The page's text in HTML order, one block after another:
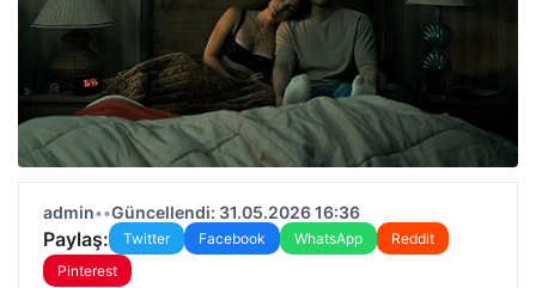
admin••Güncellendi: 31.05.2026 16:36
Paylaş: Twitter Facebook WhatsApp
Reddit
Pinterest